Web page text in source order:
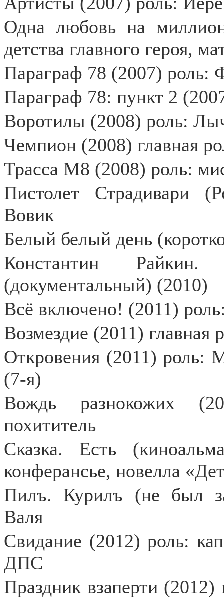
Одна любовь на
детства главного героя,
Параграф 78 (2007) роль:
Параграф 78: пункт 2
Воротилы (2008) роль:
Чемпион (2008) главная
Трасса М8 (2008) роль:
Пистолет Страдивари
Вовик
Белый белый день
Константин
(документальный) (2010)
Всё включено! (2011)
Возмездие (2011)
Откровения (2011) роль:
(7-я)
Вождь разнокожих
похититель
Сказка. Есть
конферансье, новелла
Пилъ. Курилъ (не был
Валя
Свидание (2012) роль:
ДПС
Праздник взаперти